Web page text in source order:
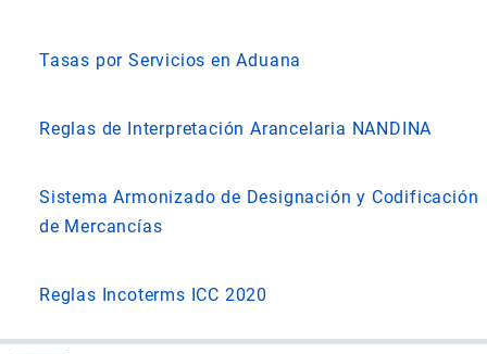
Tasas por Servicios en Aduana
Reglas de Interpretación Arancelaria NANDINA
Sistema Armonizado de Designación y Codificación
de Mercancías
Reglas Incoterms ICC 2020